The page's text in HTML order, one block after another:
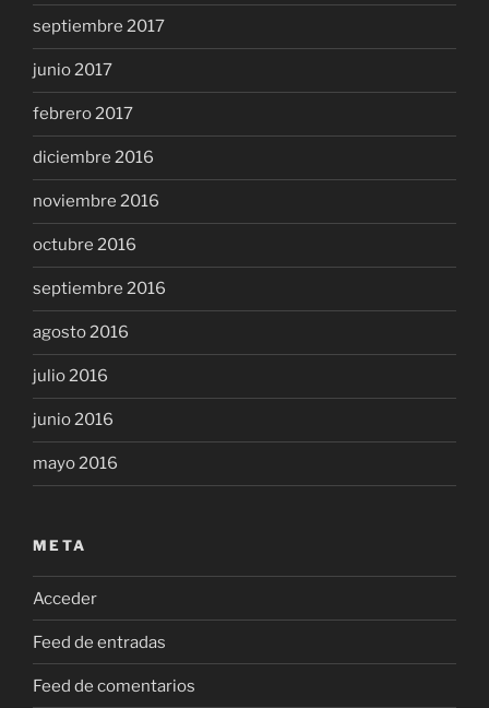
septiembre 2017
junio 2017
febrero 2017
diciembre 2016
noviembre 2016
octubre 2016
septiembre 2016
agosto 2016
julio 2016
junio 2016
mayo 2016
META
Acceder
Feed de entradas
Feed de comentarios